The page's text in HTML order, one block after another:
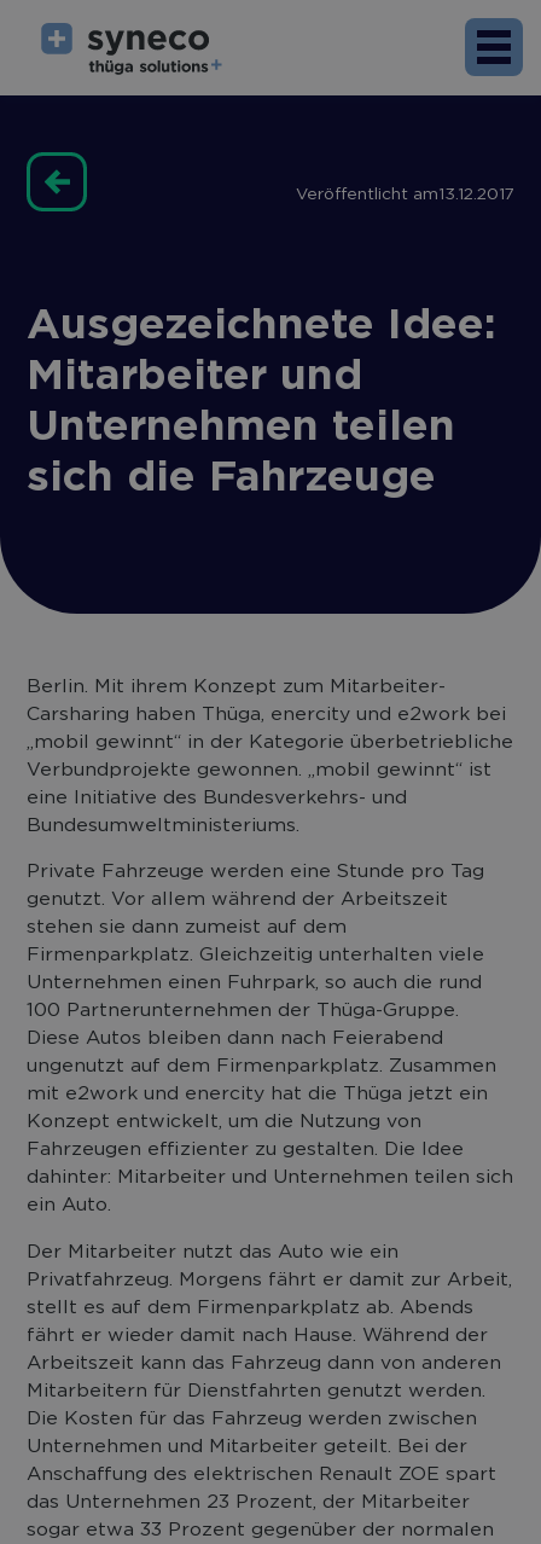
Veröffentlicht am13.12.2017
Ausgezeichnete Idee:
Mitarbeiter und
Unternehmen teilen
sich die Fahrzeuge
Berlin. Mit ihrem Konzept zum Mitarbeiter-
Carsharing haben Thüga, enercity und e2work bei
„mobil gewinnt“ in der Kategorie überbetriebliche
Verbundprojekte gewonnen. „mobil gewinnt“ ist
eine Initiative des Bundesverkehrs- und
Bundesumweltministeriums.
Private Fahrzeuge werden eine Stunde pro Tag
genutzt. Vor allem während der Arbeitszeit
stehen sie dann zumeist auf dem
Firmenparkplatz. Gleichzeitig unterhalten viele
Unternehmen einen Fuhrpark, so auch die rund
100 Partnerunternehmen der Thüga-Gruppe.
Diese Autos bleiben dann nach Feierabend
ungenutzt auf dem Firmenparkplatz. Zusammen
mit e2work und enercity hat die Thüga jetzt ein
Konzept entwickelt, um die Nutzung von
Fahrzeugen effizienter zu gestalten. Die Idee
dahinter: Mitarbeiter und Unternehmen teilen sich
ein Auto.
Der Mitarbeiter nutzt das Auto wie ein
Privatfahrzeug. Morgens fährt er damit zur Arbeit,
stellt es auf dem Firmenparkplatz ab. Abends
fährt er wieder damit nach Hause. Während der
Arbeitszeit kann das Fahrzeug dann von anderen
Mitarbeitern für Dienstfahrten genutzt werden.
Die Kosten für das Fahrzeug werden zwischen
Unternehmen und Mitarbeiter geteilt. Bei der
Anschaffung des elektrischen Renault ZOE spart
das Unternehmen 23 Prozent, der Mitarbeiter
sogar etwa 33 Prozent gegenüber der normalen